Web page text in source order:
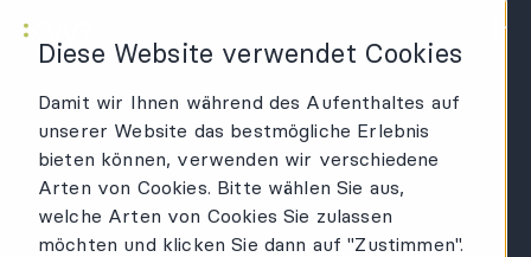
Diese Website verwendet Cookies
Damit wir Ihnen während des Aufenthaltes auf
unserer Website das bestmögliche Erlebnis
bieten können, verwenden wir verschiedene
Arten von Cookies. Bitte wählen Sie aus,
welche Arten von Cookies Sie zulassen
möchten und klicken Sie dann auf "Zustimmen".